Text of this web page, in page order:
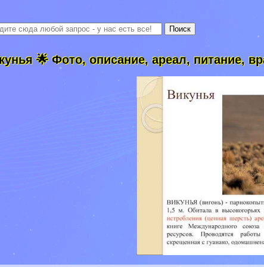
🌟 Фото, описание, ареал, питание,